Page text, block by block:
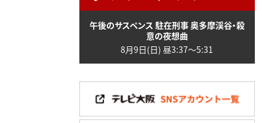
午後のサスペンス 駐在刑事 奥多摩渓谷・殺
意の夜想曲
8月9日(日) 昼3:37〜5:31